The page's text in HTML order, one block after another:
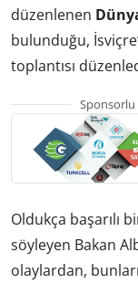
düzenlenen
bulunduğu,
toplantısı
Sponsorlu
Oldukça başarılı
söyleyen Bakan
olaylardan,